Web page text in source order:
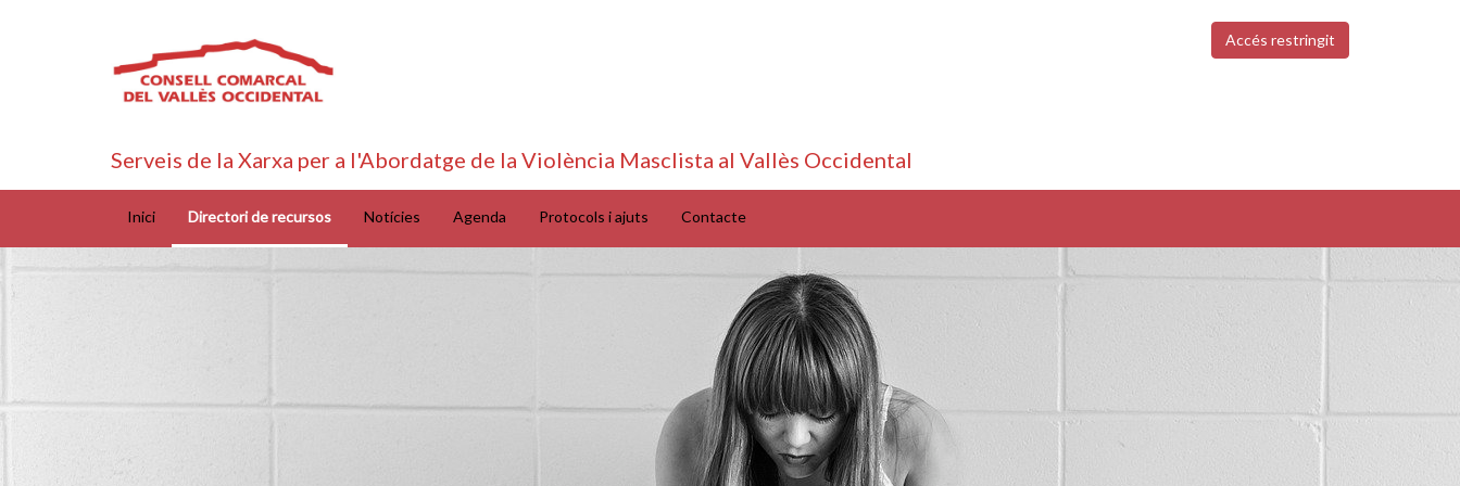
Accés restringit
Serveis de la Xarxa per a l'Abordatge de la Violència Masclista al Vallès Occidental
Inici Directori de recursos Notícies Agenda Protocols i ajuts Contacte